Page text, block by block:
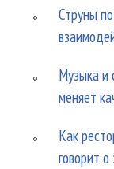
Струны
Музыка и
меняет
Как
говорит